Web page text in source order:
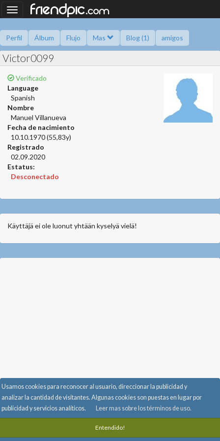
Usamos cookies para reconocer al usuario, direccionar la publicidad y
analizar la cantidad de visitantes. Algunas cookies son puestas en lugar por
publicidad y servicios analíticos.
Leer mas sobre los términos de uso.
Entendido!
Toggle
navigation
friendpic.com
Perfil Álbum Flujo Mas Blog (1) amigos
preguntame
Victor0099
Verificado
Language
Spanish
Nombre
Manuel Villanueva
Fecha de nacimiento
10.10.1970 (55,83y)
Registrado
02.09.2020
Estatus:
Desconectado
Käyttäjä ei ole luonut yhtään kyselyä vielä!
Terminos de servicios